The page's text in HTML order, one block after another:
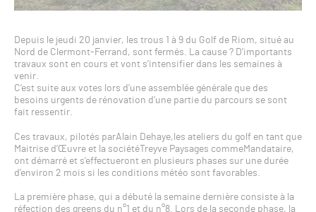
Depuis le jeudi 20 janvier, les trous 1 à 9 du Golf de Riom, situé au
Nord de Clermont-Ferrand, sont fermés. La cause ? D’importants
travaux sont en cours et vont s’intensifier dans les semaines à
venir.
C’est suite aux votes lors d’une assemblée générale que des
besoins urgents de rénovation d’une partie du parcours se sont
fait ressentir.
Ces travaux, pilotés parAlain Dehaye,les ateliers du golf en tant que
Maitrise d’Œuvre et la sociétéTreyve Paysages commeMandataire,
ont démarré et s’effectueront en plusieurs phases sur une durée
d’environ 2 mois si les conditions météo sont favorables.
La première phase, qui a débuté la semaine dernière consiste à la
réfection des greens du n°1 et du n°8. Lors de la seconde phase, la